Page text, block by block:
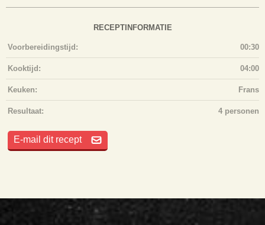
RECEPTINFORMATIE
Voorbereidingstijd: 00:30
Kooktijd: 04:00
Keuken: Frans
Resultaat: 4 personen
E-mail dit recept